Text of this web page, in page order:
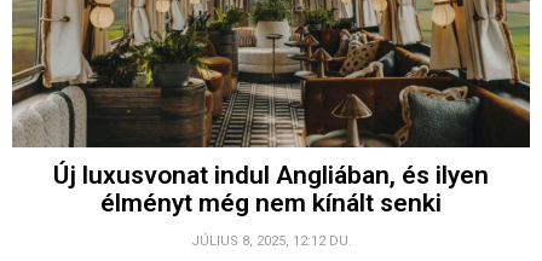
Új luxusvonat indul Angliában, és ilyen
élményt még nem kínált senki
JÚLIUS 8, 2025, 12:12 DU.